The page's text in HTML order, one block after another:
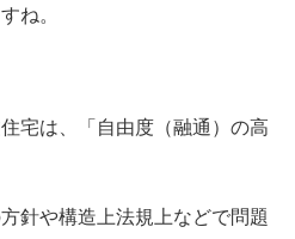
ね。
宅は、「自由度（融通）の高
針や構造上法規上などで問題